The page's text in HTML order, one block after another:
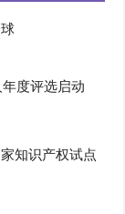
年度评选启动
知识产权试点